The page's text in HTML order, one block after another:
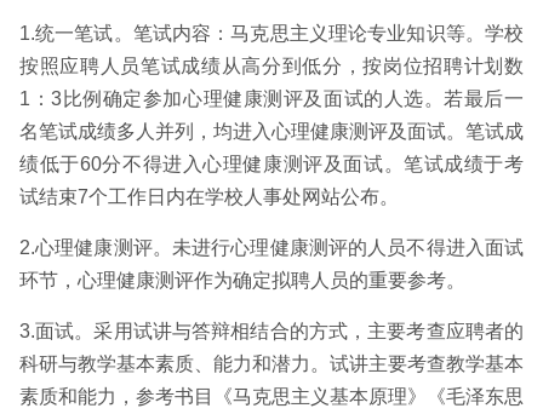
1.统一笔试。笔试内容：马克思主义理论专业知识等。学校
按照应聘人员笔试成绩从高分到低分，按岗位招聘计划数
1：3比例确定参加心理健康测评及面试的人选。若最后一
名笔试成绩多人并列，均进入心理健康测评及面试。笔试成
绩低于60分不得进入心理健康测评及面试。笔试成绩于考
试结束7个工作日内在学校人事处网站公布。
2.心理健康测评。未进行心理健康测评的人员不得进入面试
环节，心理健康测评作为确定拟聘人员的重要参考。
3.面试。采用试讲与答辩相结合的方式，主要考查应聘者的
科研与教学基本素质、能力和潜力。试讲主要考查教学基本
素质和能力，参考书目《马克思主义基本原理》《毛泽东思